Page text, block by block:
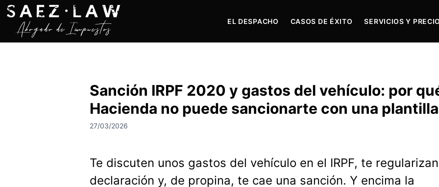
t
EL DESPACHO CASOS DE ÉXITO SERVICIOS Y
Sanción IRPF 2020 y gastos del vehículo: por
Hacienda no puede sancionarte con una plantilla
27/03/2026
Te discuten unos gastos del vehículo en el IRPF, te
declaración y, de propina, te cae una sanción. Y encima la